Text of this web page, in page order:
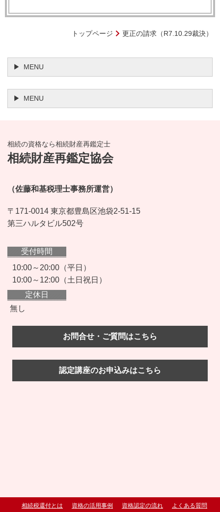
トップページ 更正の請求（R7.10.29裁決）
MENU
MENU
相続の資格なら相続財産再鑑定士
相続財産再鑑定協会
（佐藤和基税理士事務所運営）
〒171-0014 東京都豊島区池袋2-51-15
第三ハルタビル502号
受付時間
10:00～20:00（平日）
10:00～12:00（土日祝日）
定休日
無し
お問合せ・ご質問はこちら
認定講座のお申込みはこちら
相続税還付とは 資格の活用事例 資格認定の流れ よくある質問